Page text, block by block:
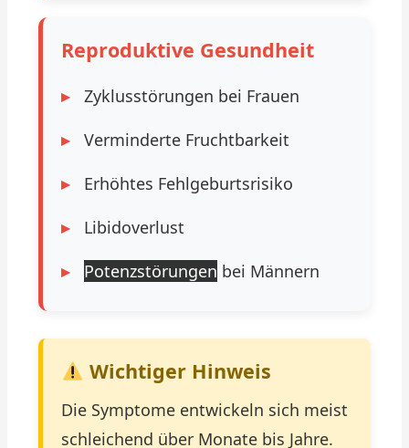
Reproduktive Gesundheit
Zyklusstörungen bei Frauen
Verminderte Fruchtbarkeit
Erhöhtes Fehlgeburtsrisiko
Libidoverlust
Potenzstörungen bei Männern
Wichtiger Hinweis
Die Symptome entwickeln sich meist
schleichend über Monate bis Jahre.